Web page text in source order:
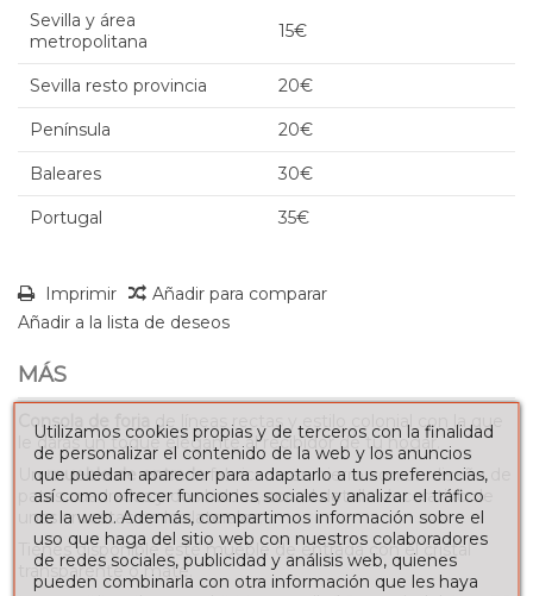
Sevilla y área
metropolitana
15€
Sevilla resto provincia 20€
Península 20€
Baleares 30€
Portugal 35€
Imprimir
Añadir para comparar
Añadir a la lista de deseos
MÁS
Consola de forja
de líneas rectas y estilo colonial con la que
le darás un toque elegante al recibidor de tu hogar.
Unmueble de entradafabricado en hierro con un diseño de
patas cuadradas y dos baldas, con el detalle decorativo de
unas crucetas en los laterales.
Tienes disponible este mueble de entrada con el cristal
transparente o mate.
Utilizamos cookies propias y de terceros con la finalidad
de personalizar el contenido de la web y los anuncios
que puedan aparecer para adaptarlo a tus preferencias,
así como ofrecer funciones sociales y analizar el tráfico
de la web. Además, compartimos información sobre el
uso que haga del sitio web con nuestros colaboradores
de redes sociales, publicidad y análisis web, quienes
pueden combinarla con otra información que les haya